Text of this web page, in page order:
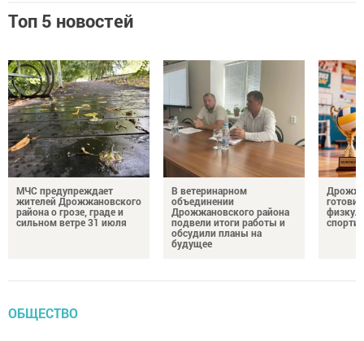
Топ 5 новостей
МЧС предупреждает
жителей Дрожжановского
района о грозе, граде и
сильном ветре 31 июля
В ветеринарном
объединении
Дрожжановского района
подвели итоги работы и
обсудили планы на
будущее
ОБЩЕСТВО